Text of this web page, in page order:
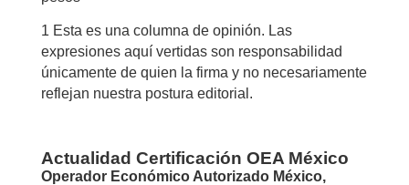
1 Esta es una columna de opinión. Las
expresiones aquí vertidas son responsabilidad
únicamente de quien la firma y no necesariamente
reflejan nuestra postura editorial.
Actualidad Certificación OEA México
Operador Económico Autorizado México,